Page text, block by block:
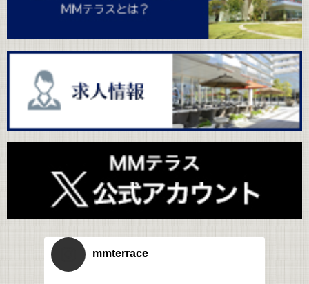
mmterrace